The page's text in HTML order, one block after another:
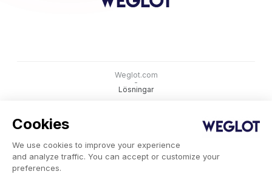
Cookies
We use cookies to improve your experience
and analyze traffic. You can accept or customize your
preferences.
Weglot.com
-
Lösningar